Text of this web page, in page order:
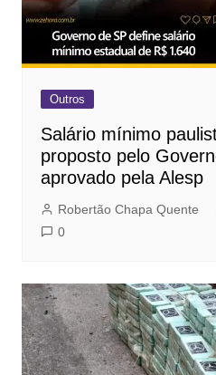
Outros
Salário mínimo
proposto pelo
aprovado pela Alesp
Robertão Chapa Quente
0